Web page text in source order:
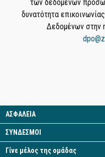
των δεδομένων
δυνατότητα
Δεδομένων στην
ΑΣΦΑΛΕΙΑ
ΣΥΝΔΕΣΜΟΙ
Γίνε μέλος της ομάδας